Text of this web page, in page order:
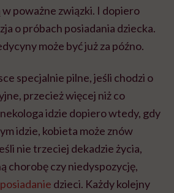
poważne związki. I dopiero
o próbach posiadania dziecka.
może być już za późno.
specjalnie pilne, jeśli chodzi o
przecież więcej niż co
idzie dopiero wtedy, gdy
idzie, kobieta może znów
nie trzeciej dekadzie życia,
chorobę czy niedyspozycję,
posiadanie dzieci. Każdy kolejny